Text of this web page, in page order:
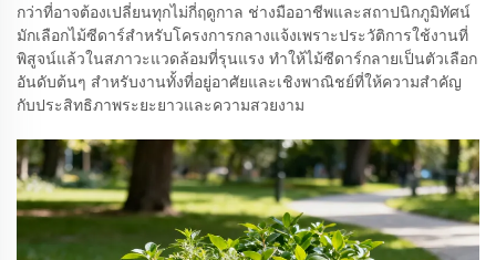
กว่าที่อาจต้องเปลี่ยนทุกไม่กี่ฤดูกาล ช่างมืออาชีพและสถาปนิกภูมิทัศน์
มักเลือกไม้ซีดาร์สำหรับโครงการกลางแจ้งเพราะประวัติการใช้งานที่
พิสูจน์แล้วในสภาวะแวดล้อมที่รุนแรง ทำให้ไม้ซีดาร์กลายเป็นตัวเลือก
อันดับต้นๆ สำหรับงานทั้งที่อยู่อาศัยและเชิงพาณิชย์ที่ให้ความสำคัญ
กับประสิทธิภาพระยะยาวและความสวยงาม